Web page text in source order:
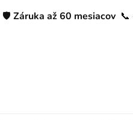
🛡️ Záruka až 60 mesiacov